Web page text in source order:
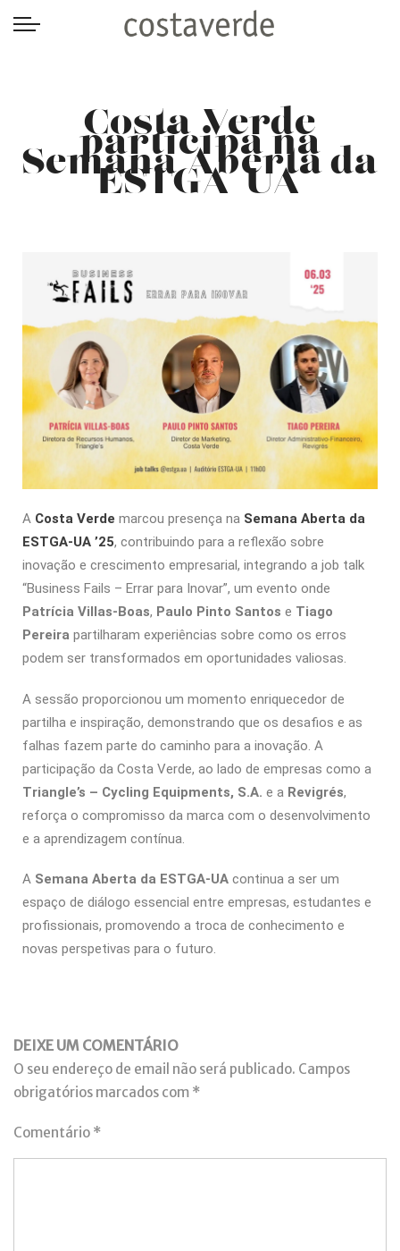
Costa Verde
participa na
Semana Aberta da
ESTGA-UA
A Costa Verde marcou presença na Semana Aberta da
ESTGA-UA ’25, contribuindo para a reflexão sobre
inovação e crescimento empresarial, integrando a job talk
“Business Fails – Errar para Inovar”, um evento onde
Patrícia Villas-Boas, Paulo Pinto Santos e Tiago
Pereira partilharam experiências sobre como os erros
podem ser transformados em oportunidades valiosas.
A sessão proporcionou um momento enriquecedor de
partilha e inspiração, demonstrando que os desafios e as
falhas fazem parte do caminho para a inovação. A
participação da Costa Verde, ao lado de empresas como a
Triangle’s – Cycling Equipments, S.A. e a Revigrés,
reforça o compromisso da marca com o desenvolvimento
e a aprendizagem contínua.
A Semana Aberta da ESTGA-UA continua a ser um
espaço de diálogo essencial entre empresas, estudantes e
profissionais, promovendo a troca de conhecimento e
novas perspetivas para o futuro.
DEIXE UM COMENTÁRIO
O seu endereço de email não será publicado. Campos
obrigatórios marcados com *
Comentário *